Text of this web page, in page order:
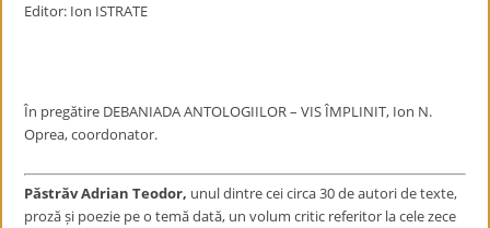
Editor: Ion ISTRATE
În pregătire DEBANIADA ANTOLOGIILOR – VIS ÎMPLINIT, Ion N.
Oprea, coordonator.
Păstrăv Adrian Teodor, unul dintre cei circa 30 de autori de texte,
proză și poezie pe o temă dată, un volum critic referitor la cele zece